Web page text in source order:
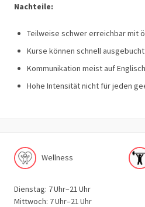
Nachteile:
Teilweise schwer erreichbar mit
Kurse können schnell
Kommunikation meist auf Englisch
Hohe Intensität nicht für jeden
Wellness
Dienstag: 7 Uhr–21 Uhr
Mittwoch: 7 Uhr–21 Uhr